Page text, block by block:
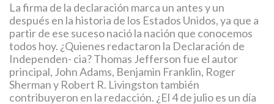
La firma de la declaración marca un antes y un
después en la historia de los Estados Unidos, ya que a
partir de ese suceso nació la nación que conocemos
todos hoy. ¿Quienes redactaron la Declaración de
Independen- cia? Thomas Jefferson fue el autor
principal, John Adams, Benjamin Franklin, Roger
Sherman y Robert R. Livingston también
contribuyeron en la redacción. ¿El 4 de julio es un día